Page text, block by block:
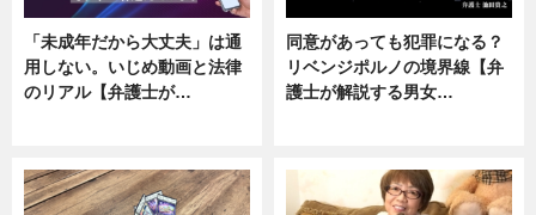
「未成年だから大丈夫」は通
用しない。いじめ動画と法律
のリアル【弁護士が…
同意があっても犯罪になる？
リベンジポルノの境界線【弁
護士が解説する男女…